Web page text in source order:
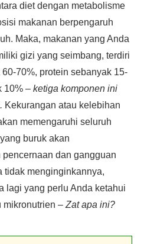
diet dengan metabolisme
makanan berpengaruh
Maka, makanan yang Anda
gizi yang seimbang, terdiri
70%, protein sebanyak 15-
10% – ketiga komponen ini
Kekurangan atau kelebihan
memengaruhi seluruh
buruk akan
dan gangguan
tidak menginginkannya,
lagi yang perlu Anda ketahui
mikronutrien – Zat apa ini?